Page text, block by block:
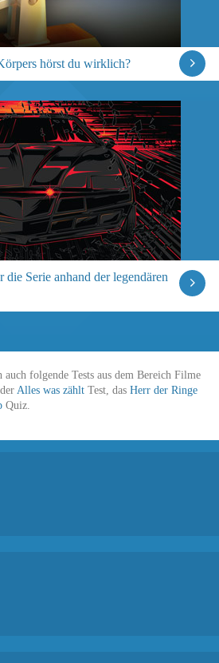
hörst du wirklich?
Serie anhand der legendären
folgende Tests aus dem Bereich Filme
Alles was zählt Test, das Herr der Ringe
Quiz.